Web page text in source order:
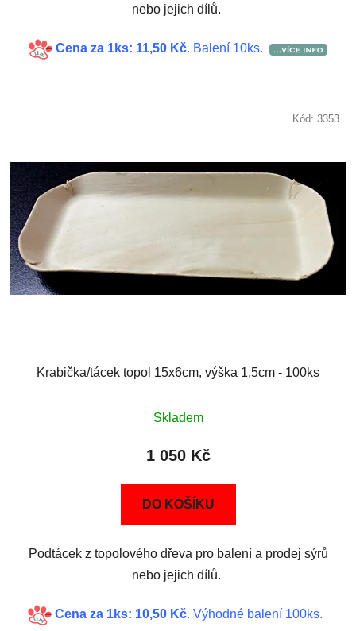
nebo jejich dílů.
Cena za 1ks: 11,50 Kč. Balení 10ks.
Krabička/tácek topol 15x6cm, výška 1,5cm - 100ks
Skladem
1 050 Kč
DO KOŠÍKU
Podtácek z topolového dřeva pro balení a prodej sýrů
nebo jejich dílů.
Cena za 1ks: 10,50 Kč. Výhodné balení 100ks.
Kód: 3353